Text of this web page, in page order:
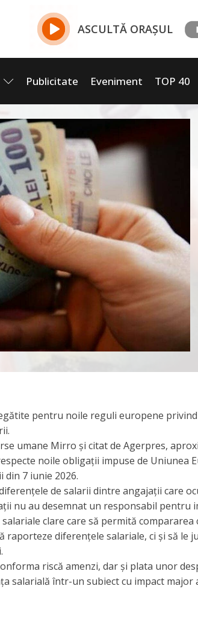
ASCULTĂ ORAȘUL
Publicitate Eveniment TOP 40
pentru noile reguli europene
umane Mirro și citat de Agerpres,
noile obligații impuse de Uniunea
7 iunie 2026.
de salarii dintre angajații care
nu au desemnat un responsabil pentru
clare care să permită
raporteze diferențele salariale, ci și să le
riscă amenzi, dar și plata unor
salarială într-un subiect cu impact major